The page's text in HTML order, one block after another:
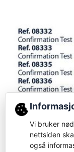
Refraksjonsutstyr
08332…08337-
0.25D/0.50D/
Vi bruker
nettsiden
også